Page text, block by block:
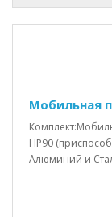
Мобильная
HP90
Алюминий и